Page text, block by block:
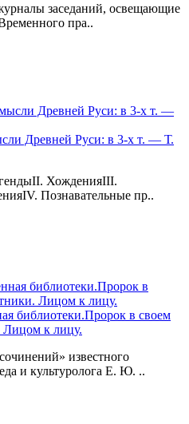
заседаний, освещающие
пра..
Древней Руси: в 3-х т. — Т.
ХожденияIII.
Познавательные пр..
библиотеки.Пророк в своем
Лицом к лицу.
известного
и культуролога Е. Ю. ..